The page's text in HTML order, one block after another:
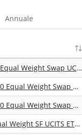
Annuale
Invesco S&P 500 Equal Weight Swap UCITS ETF Acc
Xtrackers S&P 500 Equal Weight Swap UCITS ETF 1C
Xtrackers S&P 500 Equal Weight Swap UCITS ETF 1D
UBS S&P 500 Equal Weight SF UCITS ETF USD acc